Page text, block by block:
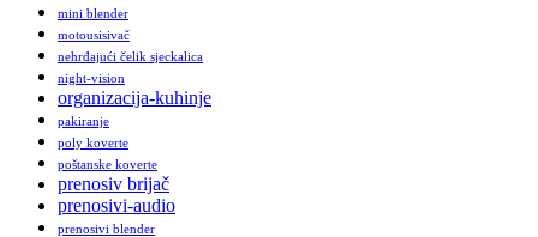
mini blender
motousisivač
nehrđajući čelik sjeckalica
night-vision
organizacija-kuhinje
pakiranje
poly koverte
poštanske koverte
prenosiv brijač
prenosivi-audio
prenosivi blender